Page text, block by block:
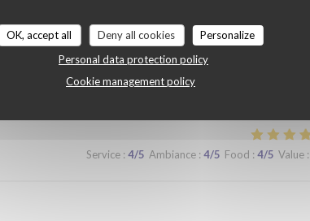
OK, accept all Deny all cookies
Personalize
Personal data protection policy
Cookie management policy
passage à Lilles.
Service:5/5 Ambiance
Service: 4/5 Ambiance: 4/5 Food : 4/5 Value: